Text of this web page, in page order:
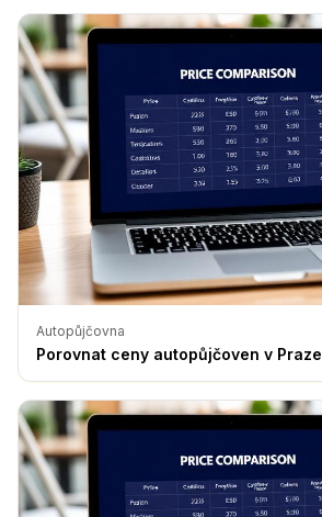
Autopůjčovna
Porovnat ceny autopůjčoven v Praze